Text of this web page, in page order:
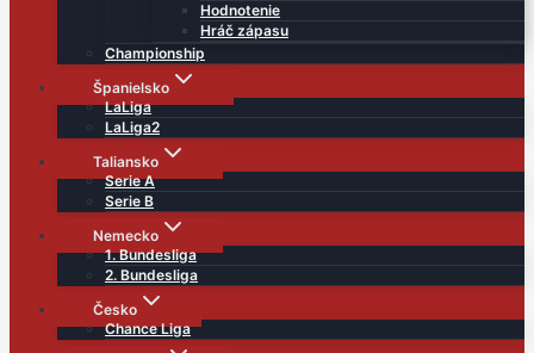
Hodnotenie
Hráč zápasu
Championship
Španielsko
LaLiga
LaLiga2
Taliansko
Serie A
Serie B
Nemecko
1. Bundesliga
2. Bundesliga
Česko
Chance Liga